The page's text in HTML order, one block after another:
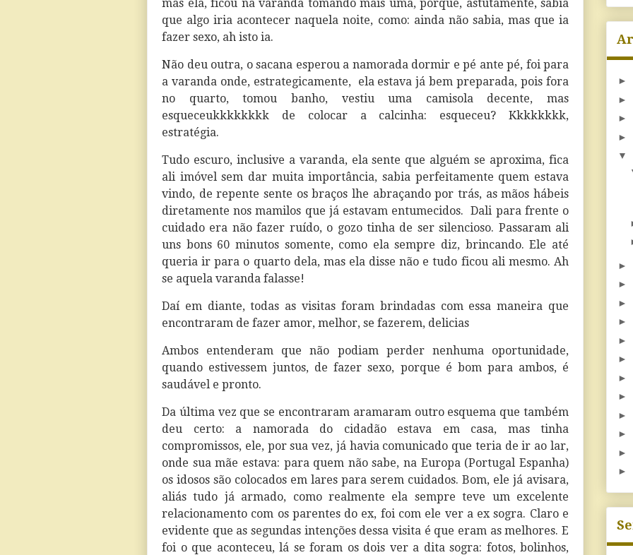
mas ela, ficou na varanda tomando mais uma, porque, astutamente, sabia
que algo iria acontecer naquela noite, como: ainda não sabia, mas que ia
fazer sexo, ah isto ia.
Não deu outra, o sacana esperou a namorada dormir e pé ante pé, foi para
a varanda onde, estrategicamente, ela estava já bem preparada, pois fora
no quarto, tomou banho, vestiu uma camisola decente, mas
esqueceukkkkkkkk de colocar a calcinha: esqueceu? Kkkkkkkk,
estratégia.
Tudo escuro, inclusive a varanda, ela sente que alguém se aproxima, fica
ali imóvel sem dar muita importância, sabia perfeitamente quem estava
vindo, de repente sente os braços lhe abraçando por trás, as mãos hábeis
diretamente nos mamilos que já estavam entumecidos. Dali para frente o
cuidado era não fazer ruído, o gozo tinha de ser silencioso. Passaram ali
uns bons 60 minutos somente, como ela sempre diz, brincando. Ele até
queria ir para o quarto dela, mas ela disse não e tudo ficou ali mesmo. Ah
se aquela varanda falasse!
Daí em diante, todas as visitas foram brindadas com essa maneira que
encontraram de fazer amor, melhor, se fazerem, delicias
Ambos entenderam que não podiam perder nenhuma oportunidade,
quando estivessem juntos, de fazer sexo, porque é bom para ambos, é
saudável e pronto.
Da última vez que se encontraram aramaram outro esquema que também
deu certo: a namorada do cidadão estava em casa, mas tinha
compromissos, ele, por sua vez, já havia comunicado que teria de ir ao lar,
onde sua mãe estava: para quem não sabe, na Europa (Portugal Espanha)
os idosos são colocados em lares para serem cuidados. Bom, ele já avisara,
aliás tudo já armado, como realmente ela sempre teve um excelente
relacionamento com os parentes do ex, foi com ele ver a ex sogra. Claro e
evidente que as segundas intenções dessa visita é que eram as melhores. E
foi o que aconteceu, lá se foram os dois ver a dita sogra: fotos, bolinhos,
►
►
►
►
▼
►
►
►
►
►
►
►
►
►
►
►
►